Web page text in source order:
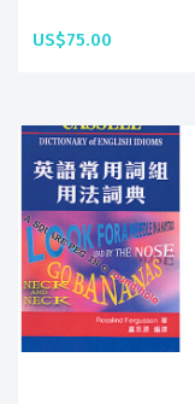
US$75.00